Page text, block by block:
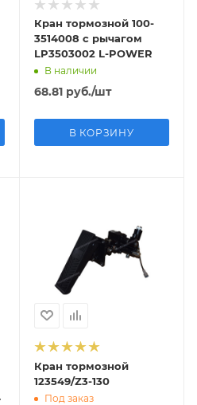
Кран тормозной 100-
3514008 с рычагом
LP3503002 L-POWER
В наличии
68.81руб./шт
В КОРЗИНУ
Кран тормозной
123549/Z3-130
Под заказ